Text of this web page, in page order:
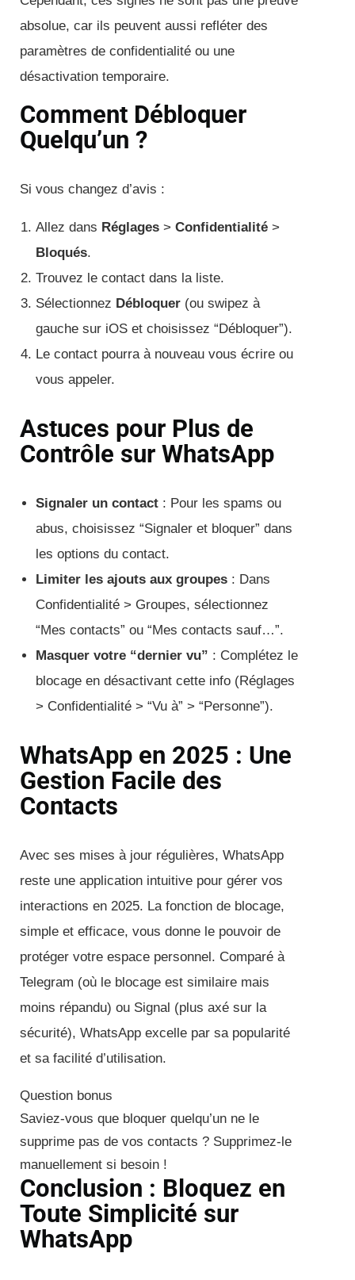
absolue, car ils peuvent aussi refléter des
paramètres de confidentialité ou une
désactivation temporaire.
Comment Débloquer
Quelqu’un ?
Si vous changez d’avis :
Allez dans Réglages > Confidentialité >
Bloqués.
Trouvez le contact dans la liste.
Sélectionnez Débloquer (ou swipez à
gauche sur iOS et choisissez “Débloquer”).
Le contact pourra à nouveau vous écrire ou
vous appeler.
Astuces pour Plus de
Contrôle sur WhatsApp
Signaler un contact : Pour les spams ou
abus, choisissez “Signaler et bloquer” dans
les options du contact.
Limiter les ajouts aux groupes : Dans
Confidentialité > Groupes, sélectionnez
“Mes contacts” ou “Mes contacts sauf…”.
Masquer votre “dernier vu” : Complétez le
blocage en désactivant cette info (Réglages
> Confidentialité > “Vu à” > “Personne”).
WhatsApp en 2025 : Une
Gestion Facile des
Contacts
Avec ses mises à jour régulières, WhatsApp
reste une application intuitive pour gérer vos
interactions en 2025. La fonction de blocage,
simple et efficace, vous donne le pouvoir de
protéger votre espace personnel. Comparé à
Telegram (où le blocage est similaire mais
moins répandu) ou Signal (plus axé sur la
sécurité), WhatsApp excelle par sa popularité
et sa facilité d’utilisation.
Question bonus
Saviez-vous que bloquer quelqu’un ne le
supprime pas de vos contacts ? Supprimez-le
manuellement si besoin !
Conclusion : Bloquez en
Toute Simplicité sur
WhatsApp